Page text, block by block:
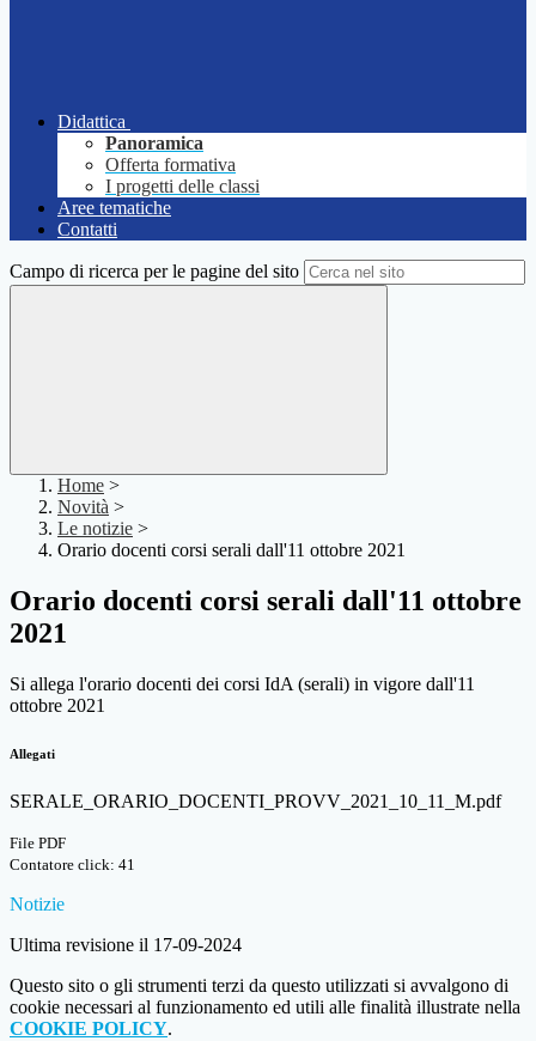
Didattica
Panoramica
Offerta formativa
I progetti delle classi
Aree tematiche
Contatti
Campo di ricerca per le pagine del sito
Home >
Novità >
Le notizie >
Orario docenti corsi serali dall'11 ottobre 2021
Orario docenti corsi serali dall'11 ottobre
2021
Si allega l'orario docenti dei corsi IdA (serali) in vigore dall'11
ottobre 2021
Allegati
SERALE_ORARIO_DOCENTI_PROVV_2021_10_11_M.pdf
File PDF
Contatore click: 41
Notizie
Ultima revisione il 17-09-2024
Questo sito o gli strumenti terzi da questo utilizzati si avvalgono di
cookie necessari al funzionamento ed utili alle finalità illustrate nella
COOKIE POLICY.